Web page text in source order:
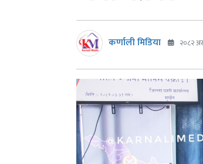
कर्णाली मिडिया २०८२